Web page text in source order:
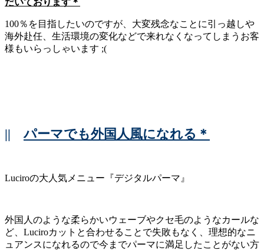
100％を目指したいのですが、大変残念なことに引っ越しや
海外赴任、生活環境の変化などで来れなくなってしまうお客
様もいらっしゃいます ;(
||パーマでも外国人風になれる＊
Luciroの大人気メニュー『デジタルパーマ』
外国人のような柔らかいウェーブやクセ毛のようなカールな
ど、Luciroカットと合わせることで失敗もなく、理想的なニ
ュアンスになれるので今までパーマに満足したことがない方